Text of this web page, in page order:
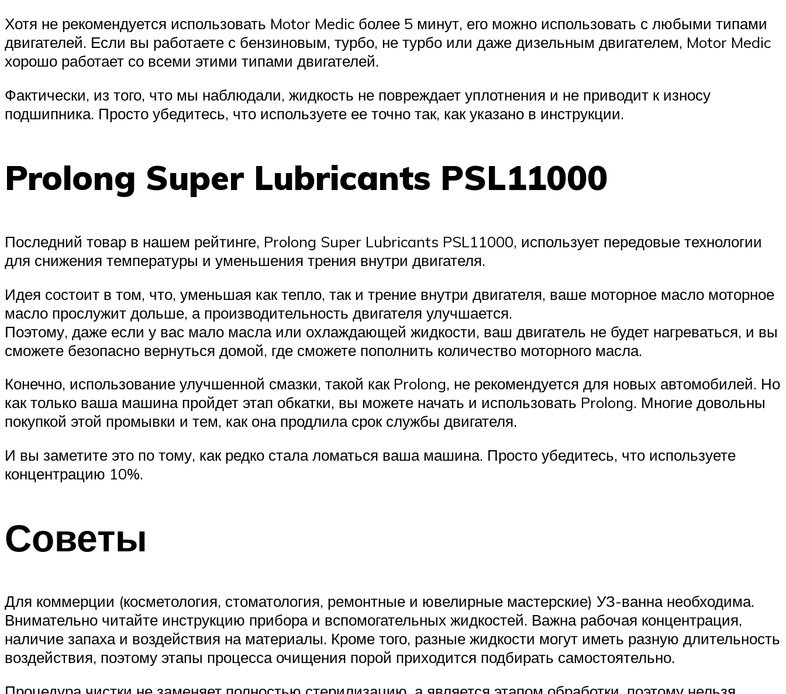
Хотя не рекомендуется использовать Motor Medic более 5 минут, его можно использовать с любыми типами
двигателей. Если вы работаете с бензиновым, турбо, не турбо или даже дизельным двигателем, Motor Medic
хорошо работает со всеми этими типами двигателей.
Фактически, из того, что мы наблюдали, жидкость не повреждает уплотнения и не приводит к износу
подшипника. Просто убедитесь, что используете ее точно так, как указано в инструкции.
Prolong Super Lubricants PSL11000
Последний товар в нашем рейтинге, Prolong Super Lubricants PSL11000, использует передовые технологии
для снижения температуры и уменьшения трения внутри двигателя.
Идея состоит в том, что, уменьшая как тепло, так и трение внутри двигателя, ваше моторное масло моторное
масло прослужит дольше, а производительность двигателя улучшается.
Поэтому, даже если у вас мало масла или охлаждающей жидкости, ваш двигатель не будет нагреваться, и вы
сможете безопасно вернуться домой, где сможете пополнить количество моторного масла.
Конечно, использование улучшенной смазки, такой как Prolong, не рекомендуется для новых автомобилей. Но
как только ваша машина пройдет этап обкатки, вы можете начать и использовать Prolong. Многие довольны
покупкой этой промывки и тем, как она продлила срок службы двигателя.
И вы заметите это по тому, как редко стала ломаться ваша машина. Просто убедитесь, что используете
концентрацию 10%.
Советы
Для коммерции (косметология, стоматология, ремонтные и ювелирные мастерские) УЗ-ванна необходима.
Внимательно читайте инструкцию прибора и вспомогательных жидкостей. Важна рабочая концентрация,
наличие запаха и воздействия на материалы. Кроме того, разные жидкости могут иметь разную длительность
воздействия, поэтому этапы процесса очищения порой приходится подбирать самостоятельно.